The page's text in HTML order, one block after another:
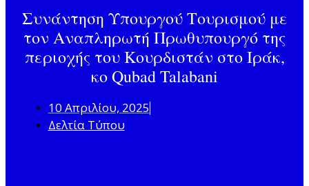
Συνάντηση Υπουργού Τουρισμού με
τον Αναπληρωτή Πρωθυπουργό της
περιοχής του Κουρδιστάν στο Ιράκ,
κο Qubad Talabani
10 Απριλίου, 2025
Δελτία Τύπου